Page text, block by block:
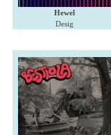
Hewel
Desig